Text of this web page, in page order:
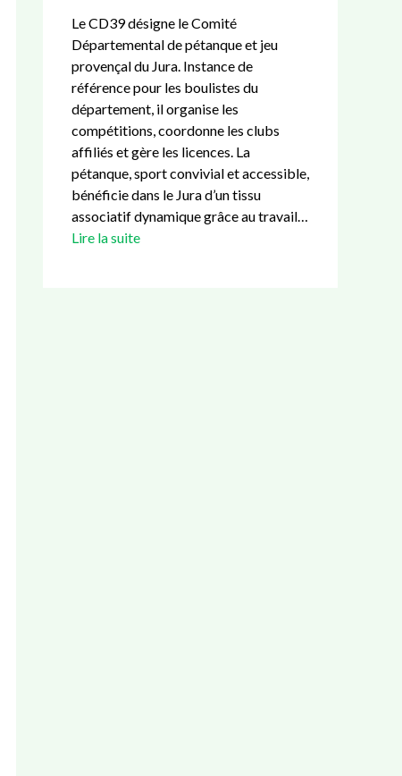
Le CD39 désigne le Comité
Départemental de pétanque et jeu
provençal du Jura. Instance de
référence pour les boulistes du
département, il organise les
compétitions, coordonne les clubs
affiliés et gère les licences. La
pétanque, sport convivial et accessible,
bénéficie dans le Jura d’un tissu
associatif dynamique grâce au travail…
Lire la suite